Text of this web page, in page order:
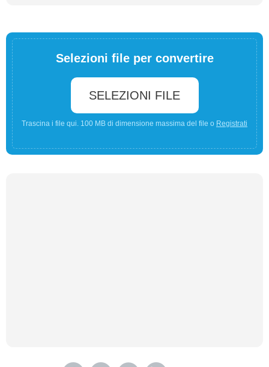
Selezioni file per convertire
SELEZIONI FILE
Trascina i file qui. 100 MB di dimensione massima del file o Registrati